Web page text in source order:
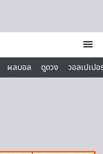
menu
ผลบอล ดูดวง
วอลเปเป